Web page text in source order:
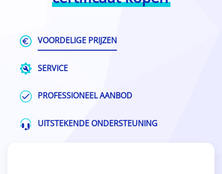
VOORDELIGE PRIJZEN
SERVICE
PROFESSIONEEL AANBOD
UITSTEKENDE ONDERSTEUNING